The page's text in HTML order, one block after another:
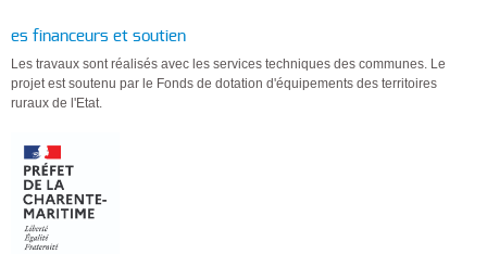
es financeurs et soutien
Les travaux sont réalisés avec les services techniques des communes. Le
projet est soutenu par le Fonds de dotation d'équipements des territoires
ruraux de l'Etat.